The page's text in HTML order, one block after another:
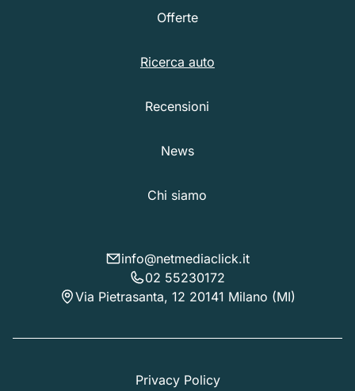
Offerte
Ricerca auto
Recensioni
News
Chi siamo
info@netmediaclick.it
02 55230172
Via Pietrasanta, 12 20141 Milano (MI)
Privacy Policy